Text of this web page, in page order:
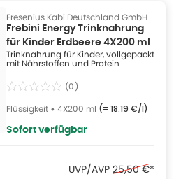
Fresenius Kabi Deutschland GmbH
Frebini Energy Trinknahrung
für Kinder Erdbeere 4X200 ml
Trinknahrung für Kinder, vollgepackt
mit Nährstoffen und Protein
(0)
Flüssigkeit • 4X200 ml (= 18.19 €/l)
Sofort verfügbar
UVP/AVP Ehemaliger
25,50 €*